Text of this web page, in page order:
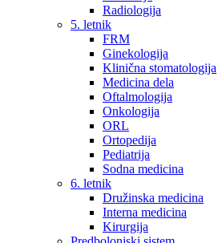
Radiologija
5. letnik
FRM
Ginekologija
Klinična stomatologija
Medicina dela
Oftalmologija
Onkologija
ORL
Ortopedija
Pediatrija
Sodna medicina
6. letnik
Družinska medicina
Interna medicina
Kirurgija